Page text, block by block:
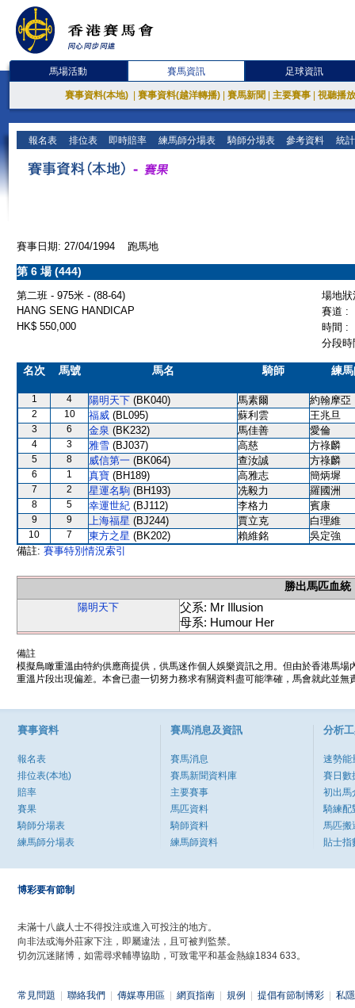
馬場活動 賽馬資訊 足球資訊
賽事資料(本地) 賽事資料(越洋轉播) 賽馬新聞 主要賽事 視聽播
報名表 排位表 即時賠率 練馬師分場表 騎師分場表 參考資料 統
賽事日期: 27/04/1994 跑馬地
第 6 場 (444)
第二班 - 975米 - (88-64)
場地
HANG SENG HANDICAP
賽道 :
HK$ 550,000
時間 :
分段
名次 馬號 馬名 騎師 練
1 4 陽明天下 (BK040) 馬素爾 約翰摩亞
2 10 福威 (BL095) 蘇利雲 王兆旦
3 6 金泉 (BK232) 馬佳善 愛倫
4 3 雅雪 (BJ037) 高慈 方祿麟
5 8 威信第一 (BK064) 查汝誠 方祿麟
6 1 真寶 (BH189) 高雅志 簡炳墀
7 2 星運名駒 (BH193) 冼毅力 羅國洲
8 5 幸運世紀 (BJ112) 李格力 賓康
9 9 上海福星 (BJ244) 賈立克 白理維
10 7 東方之星 (BK202) 賴維銘
吳定強
備註: 賽事特別情況索引
勝出馬匹血統
陽明天下
父系: Mr Illusion
母系: Humour Her
備註
模擬鳥瞰重溫由特約供應商提供，供馬迷作個人娛樂資訊之用。但由於香港馬
重溫片段出現偏差。本會已盡一切努力務求有關資料盡可能準確，馬會就此並
賽事資料
報名表
排位表(本地)
賠率
賽果
騎師分場表
練馬師分場表
賽馬消息及資訊
賽馬消息
賽馬新聞資料庫
主要賽事
馬匹資料
騎師資料
練馬師資料
分析
速勢能
賽日數
初出馬
騎練配
馬匹搬
貼士指
博彩要有節制
未滿十八歲人士不得投注或進入可投注的地方。
向非法或海外莊家下注，即屬違法，且可被判監禁。
切勿沉迷賭博，如需尋求輔導協助，可致電平和基金熱線1834 633。
常見問題 聯絡我們 傳媒專用區 網頁指南 規例 提倡有節制博彩 私